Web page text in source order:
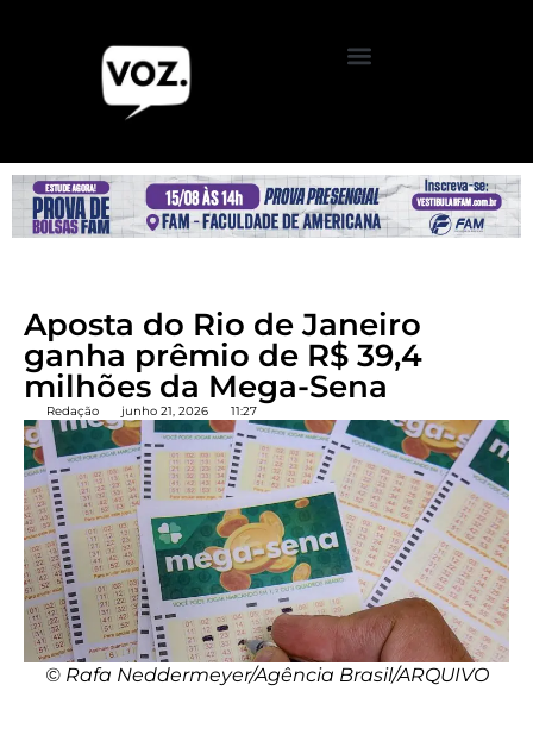
Aposta do Rio de Janeiro
ganha prêmio de R$ 39,4
milhões da Mega-Sena
Redação junho 21, 2026 11:27
© Rafa Neddermeyer/Agência Brasil/ARQUIVO